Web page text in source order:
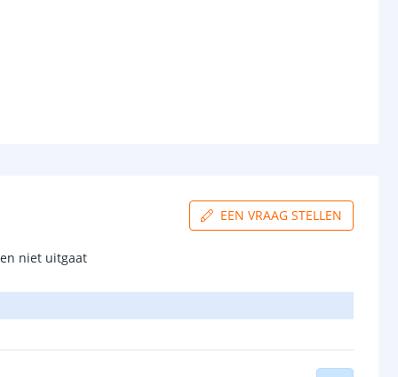
EEN VRAAG STELLEN
niet uitgaat